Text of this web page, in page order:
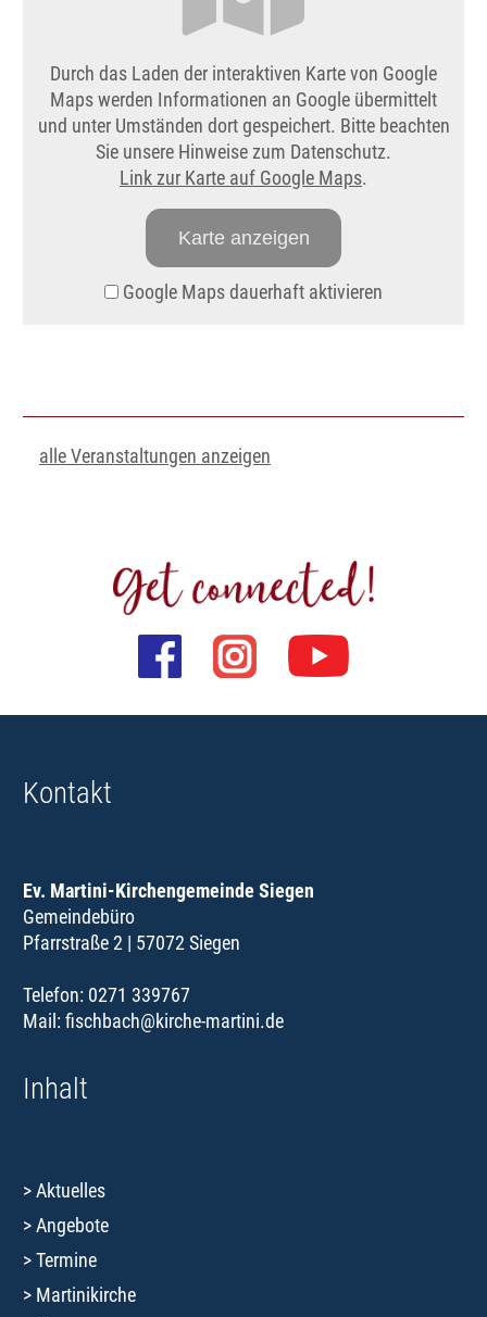
Durch das Laden der interaktiven Karte von Google
Maps werden Informationen an Google übermittelt
und unter Umständen dort gespeichert. Bitte beachten
Sie unsere Hinweise zum Datenschutz.
Link zur Karte auf Google Maps.
Karte anzeigen
Google Maps dauerhaft aktivieren
alle Veranstaltungen anzeigen
Kontakt
Ev. Martini-Kirchengemeinde Siegen
Gemeindebüro
Pfarrstraße 2 | 57072 Siegen
Telefon: 0271 339767
Mail:fischbach@kirche-martini.de
Inhalt
Aktuelles
Angebote
Termine
Martinikirche